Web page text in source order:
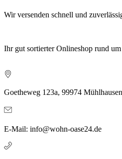
Wir versenden schnell und
Ihr gut sortierter Onlineshop rund
Goetheweg 123a, 99974 Mühlhausen
E-Mail: info@wohn-oase24.de